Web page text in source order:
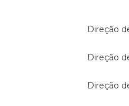
direção
direção
direção